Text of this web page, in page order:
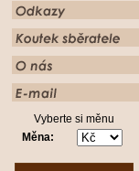
Vyberte si měnu
Měna: